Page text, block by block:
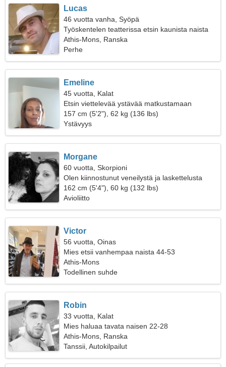
Lucas
46 vuotta vanha, Syöpä
Työskentelen teatterissa etsin kaunista naista
Athis-Mons, Ranska
Perhe
Emeline
45 vuotta, Kalat
Etsin viettelevää ystävää matkustamaan
yhdessä
157 cm (5'2"), 62 kg (136 lbs)
Ystävyys
Morgane
60 vuotta, Skorpioni
Olen kiinnostunut veneilystä ja laskettelusta
162 cm (5'4"), 60 kg (132 lbs)
Avioliitto
Victor
56 vuotta, Oinas
Mies etsii vanhempaa naista 44-53
Athis-Mons
Todellinen suhde
Robin
33 vuotta, Kalat
Mies haluaa tavata naisen 22-28
Athis-Mons, Ranska
Tanssii, Autokilpailut